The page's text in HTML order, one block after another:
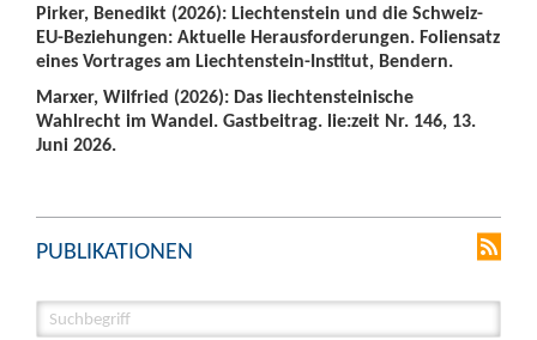
Pirker, Benedikt (2026): Liechtenstein und die Schweiz-
EU-Beziehungen: Aktuelle Herausforderungen. Foliensatz
eines Vortrages am Liechtenstein-Institut, Bendern.
Marxer, Wilfried (2026): Das liechtensteinische
Wahlrecht im Wandel. Gastbeitrag. lie:zeit Nr. 146, 13.
Juni 2026.
PUBLIKATIONEN